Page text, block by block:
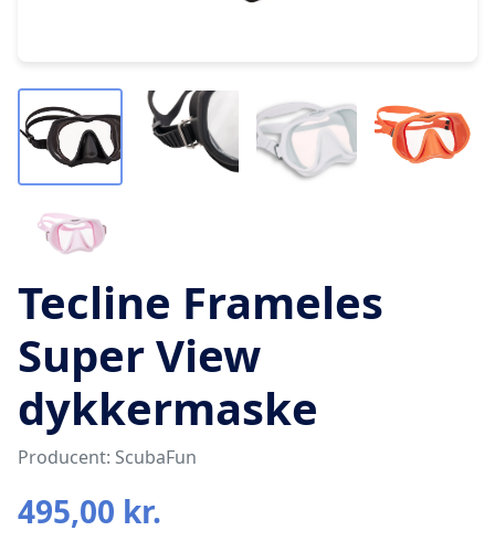
Tecline Frameles
Super View
dykkermaske
Producent: ScubaFun
495,00 kr.